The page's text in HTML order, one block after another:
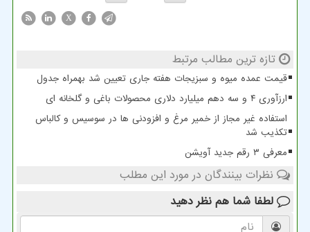
X
تازه ترین مطالب مرتبط
قیمت عمده میوه و سبزیجات هفته جاری تعیین شد بهمراه جدول
ارزآوری ۴ و سه دهم میلیارد دلاری محصولات باغی و گلخانه ای
استفاده غیر مجاز از خمیر مرغ و افزودنی ها در سوسیس و کالباس
تکذیب شد
معرفی ۳ رقم جدید آویشن
نظرات بینندگان در مورد این مطلب
لطفا شما هم نظر دهید